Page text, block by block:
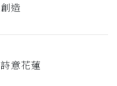
造
意花蓮